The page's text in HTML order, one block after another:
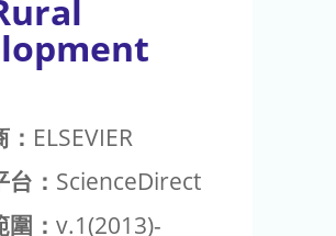
ELSEVIER
： ScienceDirect
： v.1(2013)-